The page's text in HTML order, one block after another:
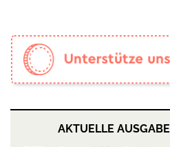
AKTUELLE AUSGABE